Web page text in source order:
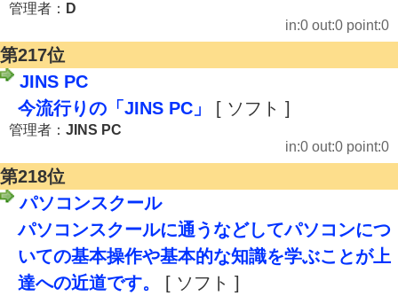
管理者： D
in:0 out:0 point:0
第217位
JINS PC
今流行りの「JINS PC」
[ ソフト ]
管理者： JINS PC
in:0 out:0 point:0
第218位
パソコンスクール
パソコンスクールに通うなどしてパソコンにつ
いての基本操作や基本的な知識を学ぶことが上
達への近道です。
[ ソフト ]